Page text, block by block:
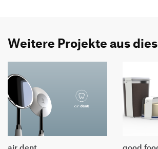
Weitere Projekte aus